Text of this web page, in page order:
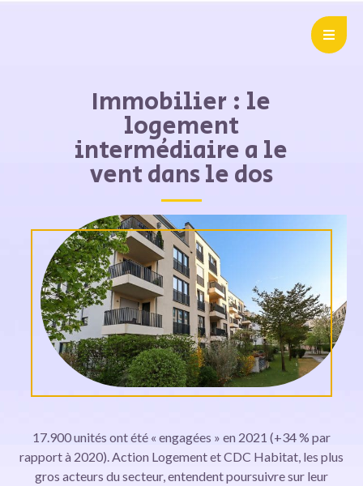
Immobilier : le
logement
intermédiaire a le
vent dans le dos
17.900 unités ont été « engagées » en 2021 (+34 % par
rapport à 2020). Action Logement et CDC Habitat, les plus
gros acteurs du secteur, entendent poursuivre sur leur